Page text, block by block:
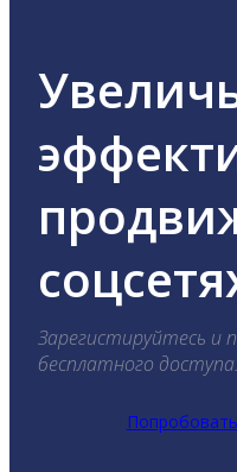
Зарегистируйтесь и
бесплатного доступа.